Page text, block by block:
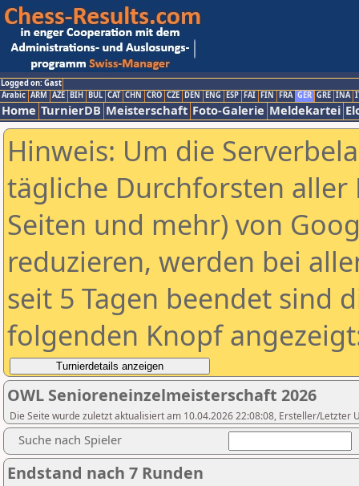
Logged on: Gast
Arabic ARM AZE BIH BUL CAT CHN CRO CZE DEN ENG ESP FAI FIN FRA GER GRE INA
Home TurnierDB Meisterschaft Foto-Galerie Meldekartei
Hinweis: Um die
tägliche Durchforsten aller
Seiten und mehr) von
reduzieren, werden bei
seit 5 Tagen beendet sind
folgenden Knopf
OWL Senioreneinzelmeisterschaft 2026
Die Seite wurde zuletzt aktualisiert am 10.04.2026 22:08:08, Ersteller/Letzter
Suche nach Spieler
Endstand nach 7 Runden